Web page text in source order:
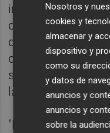
indispensable
derecho a huelga
docentes y para
que por motivos
seguir", señalaron
la puesta en
"Es una
Nosotros y
cookies y
almacenar y
dispositivo y
como su
y datos de
anuncios y
anuncios y
sobre la